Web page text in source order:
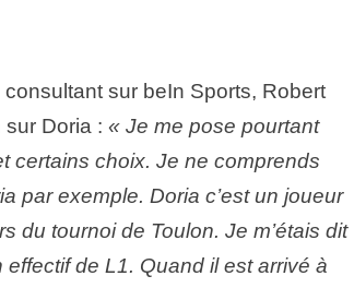
consultant sur beIn Sports, Robert
Doria : « Je me pose pourtant
certains choix. Je ne comprends
par exemple. Doria c’est un joueur
du tournoi de Toulon. Je m’étais dit
de L1. Quand il est arrivé à